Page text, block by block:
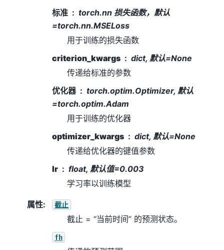
标准
torch.nn 损失函数，默认
=torch.nn.MSELoss
用于训练的损失函数
criterion_kwargs
dict, 默认=None
传递给标准的参数
优化器
torch.optim.Optimizer, 默认
=torch.optim.Adam
用于训练的优化器
optimizer_kwargs
dict, 默认=None
传递给优化器的键值参数
lr
float, 默认值=0.003
学习率以训练模型
属性: 截止
截止 = “当前时间” 的预测状态。
fh